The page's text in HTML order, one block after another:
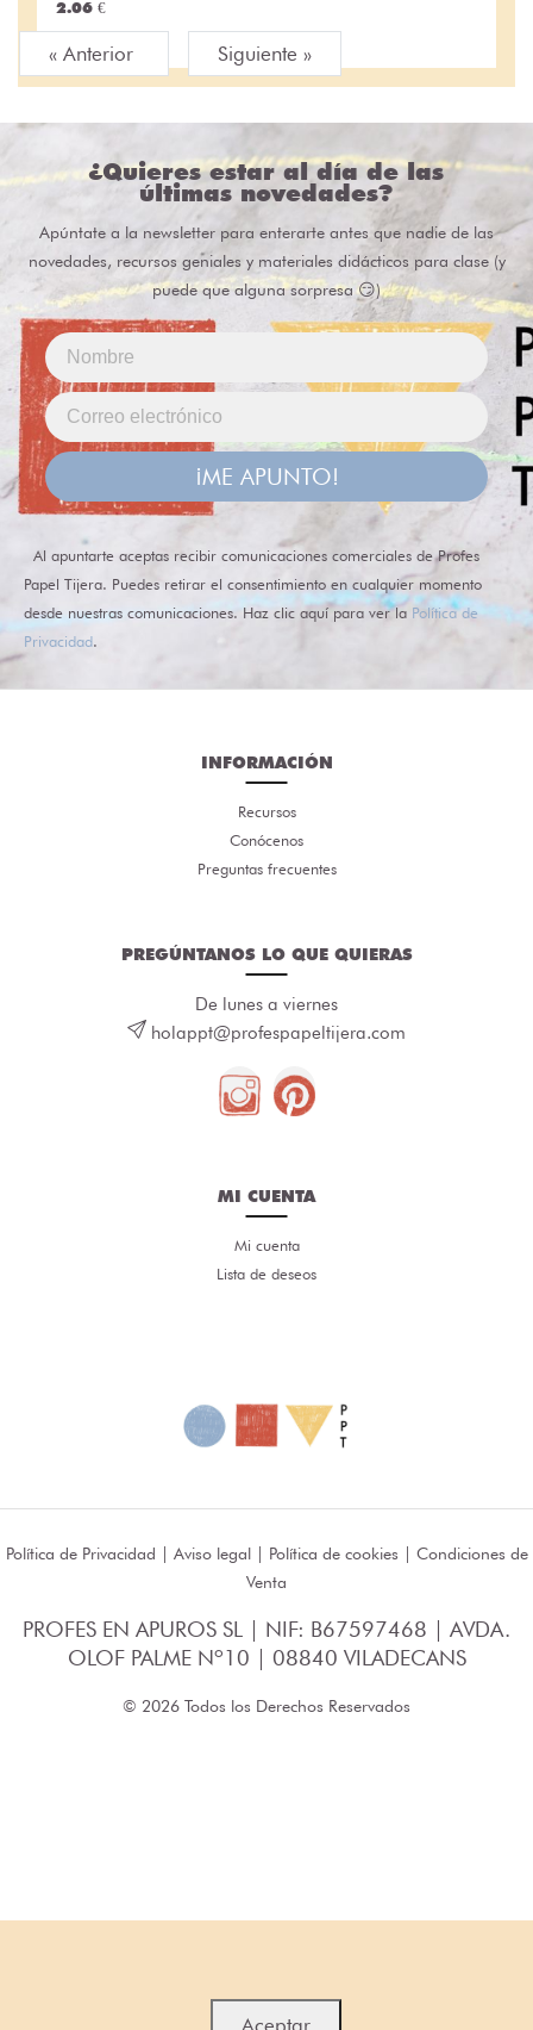
2.06 €
« Anterior Siguiente »
¿Quieres estar al día de las
últimas novedades?
Apúntate a la newsletter para enterarte antes que nadie de las
novedades, recursos geniales y materiales didácticos para clase (y
puede que alguna sorpresa 😏)
¡ME APUNTO!
Al apuntarte aceptas recibir comunicaciones comerciales de Profes
Papel Tijera. Puedes retirar el consentimiento en cualquier momento
desde nuestras comunicaciones. Haz clic aquí para ver la Política de
Privacidad.
INFORMACIÓN
Recursos
Conócenos
Preguntas frecuentes
PREGÚNTANOS LO QUE QUIERAS
De lunes a viernes
holappt@profespapeltijera.com
MI CUENTA
Mi cuenta
Lista de deseos
Política de Privacidad | Aviso legal| Política de cookies | Condiciones de
Venta
PROFES EN APUROS SL | NIF: B67597468 | AVDA.
OLOF PALME Nº10 | 08840 VILADECANS
© 2026 Todos los Derechos Reservados
Aceptar